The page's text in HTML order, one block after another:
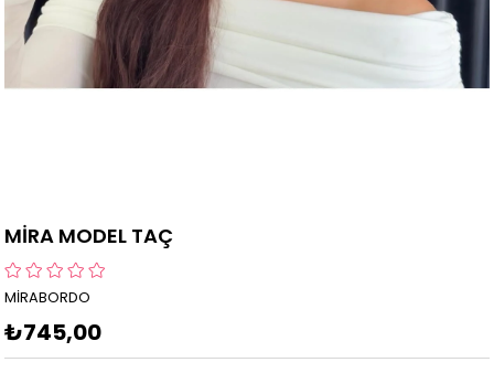
MİRA MODEL TAÇ
MİRABORDO
₺745,00